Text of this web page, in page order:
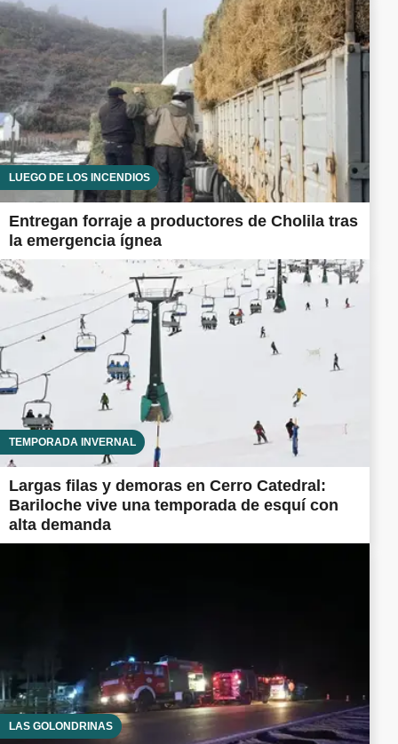
LUEGO DE LOS INCENDIOS
Entregan forraje a productores de Cholila tras
la emergencia ígnea
TEMPORADA INVERNAL
Largas filas y demoras en Cerro Catedral:
Bariloche vive una temporada de esquí con
alta demanda
LAS GOLONDRINAS